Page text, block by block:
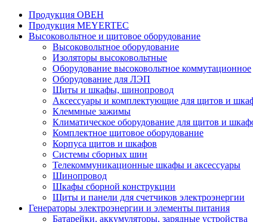
Продукция ОВЕН
Продукция MEYERTEC
Высоковольтное и щитовое оборудование
Высоковольтное оборудование
Изоляторы высоковольтные
Оборудование высоковольтное коммутационное
Оборудование для ЛЭП
Щиты и шкафы, шинопровод
Аксессуары и комплектующие для щитов и
Клеммные зажимы
Климатическое оборудование для щитов и
Комплектное щитовое оборудование
Корпуса щитов и шкафов
Системы сборных шин
Телекоммуникационные шкафы и аксессуары
Шинопровод
Шкафы сборной конструкции
Щиты и панели для счетчиков электроэнергии
Генераторы электроэнергии и элементы питания
Батарейки, аккумуляторы, зарядные устройства